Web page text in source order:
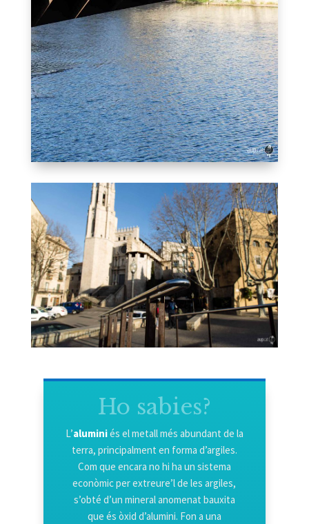
Ho sabies?
L’aluminiés el metall més abundant de la
terra, principalment en forma d’argiles.
Com que encara no hi ha un sistema
econòmic per extreure’l de les argiles,
s’obté d’un mineral anomenat bauxita
que és òxid d’alumini. Fon a una